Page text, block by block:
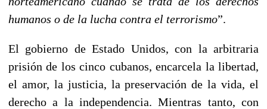
humanos o de la lucha contra el terrorismo”.
El gobierno de Estado Unidos, con la arbitraria
prisión de los cinco cubanos, encarcela la libertad,
el amor, la justicia, la preservación de la vida, el
derecho a la independencia. Mientras tanto, con